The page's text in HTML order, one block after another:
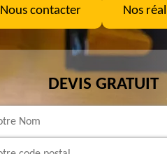
Nous contacter Nos
DEVIS GRATUIT